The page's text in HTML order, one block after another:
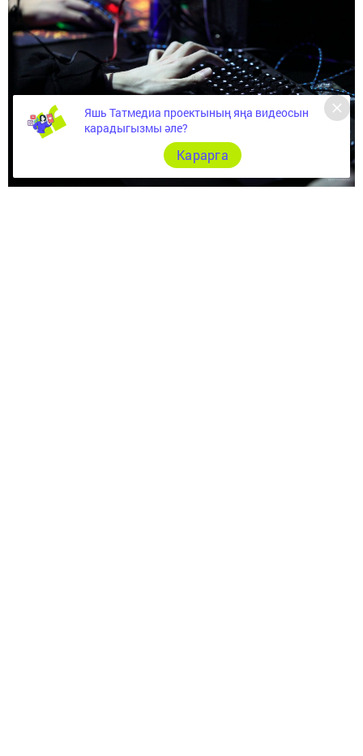
Яшь Татмедиа проектының яңа видеосын
карадыгызмы әле?
Карарга